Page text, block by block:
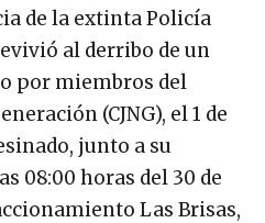
de la extinta Policía
al derribo de un
por miembros del
(CJNG), el 1 de
junto a su
08:00 horas del 30 de
Las Brisas,